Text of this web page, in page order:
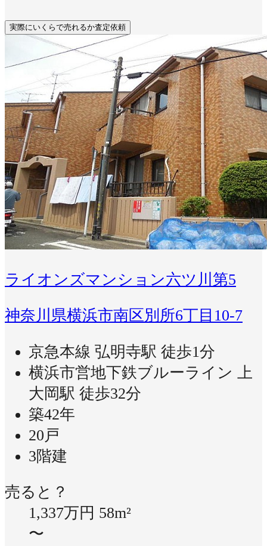
実際にいくらで売れるか査定依頼
ライオンズマンション六ツ川第5
神奈川県横浜市南区別所6丁目10-7
京急本線 弘明寺駅 徒歩1分
横浜市営地下鉄ブルーライン 上
大岡駅 徒歩32分
築42年
20戸
3階建
売ると？
1,337万円 58m²
〜